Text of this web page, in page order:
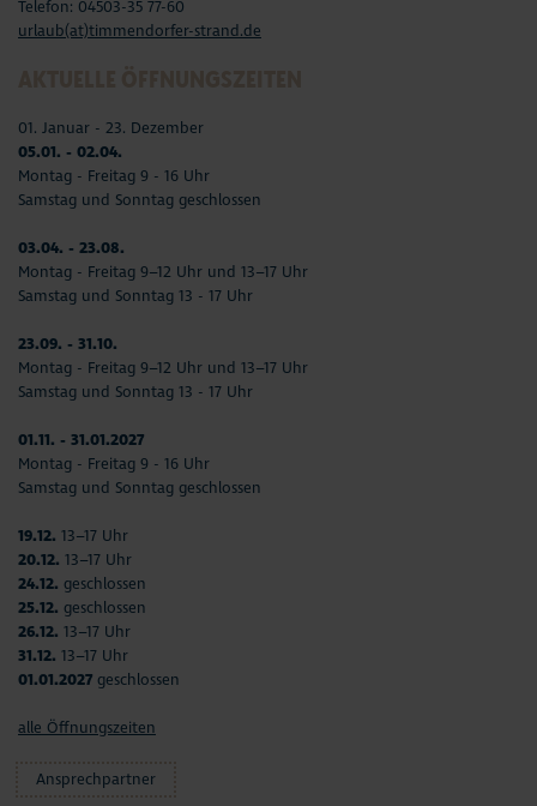
Telefon: 04503-35 77-60
urlaub(at)timmendorfer-strand.de
01. Januar - 23. Dezember
05.01. - 02.04.
Montag - Freitag 9 - 16 Uhr
Samstag und Sonntag geschlossen
03.04. - 23.08.
Montag - Freitag 9–12 Uhr und 13–17 Uhr
Samstag und Sonntag 13 - 17 Uhr
23.09. - 31.10.
Montag - Freitag 9–12 Uhr und 13–17 Uhr
Samstag und Sonntag 13 - 17 Uhr
01.11. - 31.01.2027
Montag - Freitag 9 - 16 Uhr
Samstag und Sonntag geschlossen
19.12. 13–17 Uhr
20.12. 13–17 Uhr
24.12. geschlossen
25.12. geschlossen
26.12. 13–17 Uhr
31.12. 13–17 Uhr
01.01.2027 geschlossen
alle Öffnungszeiten
Ansprechpartner